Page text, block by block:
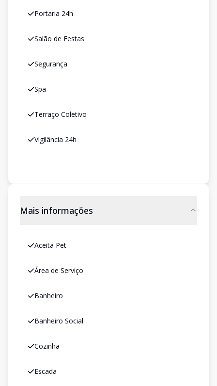
Portaria 24h
Salão de Festas
Segurança
Spa
Terraço Coletivo
Vigilância 24h
Mais informações
Aceita Pet
Área de Serviço
Banheiro
Banheiro Social
Cozinha
Escada